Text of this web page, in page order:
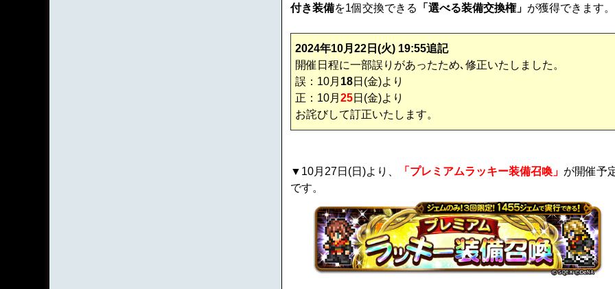
付き装備を1個交換できる 「選べる装備交換権」 が獲得できます。
2024年10月22日(火) 19:55追記
開催日程に一部誤りがあったため､修正いたしました。
誤：10月 18日(金)より
正：10月 25日(金)より
お詫びして訂正いたします。
▼10月27日(日)より、 「プレミアムラッキー装備召喚」 が開催予
です。